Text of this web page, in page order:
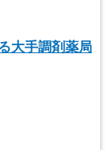
大手調剤薬局